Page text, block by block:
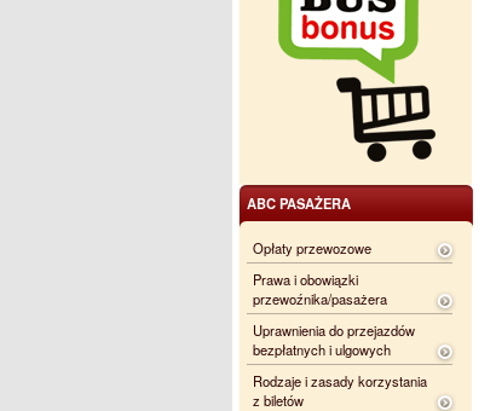
ABC PASAŻERA
Opłaty przewozowe
Prawa i obowiązki
przewoźnika/pasażera
Uprawnienia do przejazdów
bezpłatnych i ulgowych
Rodzaje i zasady korzystania
z biletów